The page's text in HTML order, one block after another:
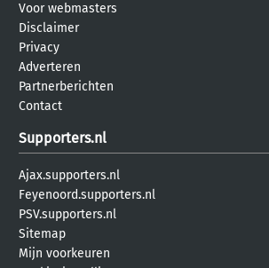
Voor webmasters
Disclaimer
Privacy
Adverteren
Partnerberichten
Contact
Supporters.nl
Ajax.supporters.nl
Feyenoord.supporters.nl
PSV.supporters.nl
Sitemap
Mijn voorkeuren